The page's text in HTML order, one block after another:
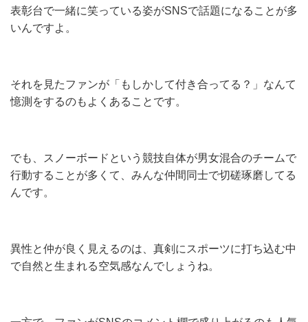
表彰台で一緒に笑っている姿がSNSで話題になることが多
いんですよ。
それを見たファンが「もしかして付き合ってる？」なんて
憶測をするのもよくあることです。
でも、スノーボードという競技自体が男女混合のチームで
行動することが多くて、みんな仲間同士で切磋琢磨してる
んです。
異性と仲が良く見えるのは、真剣にスポーツに打ち込む中
で自然と生まれる空気感なんでしょうね。